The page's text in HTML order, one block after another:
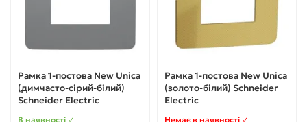
Рамка 1-постова New Unica
(димчасто-сірий-білий)
Schneider Electric
В наявності ✓
Рамка 1-постова New Unica
(золото-білий) Schneider
Electric
Немає в наявності ✓